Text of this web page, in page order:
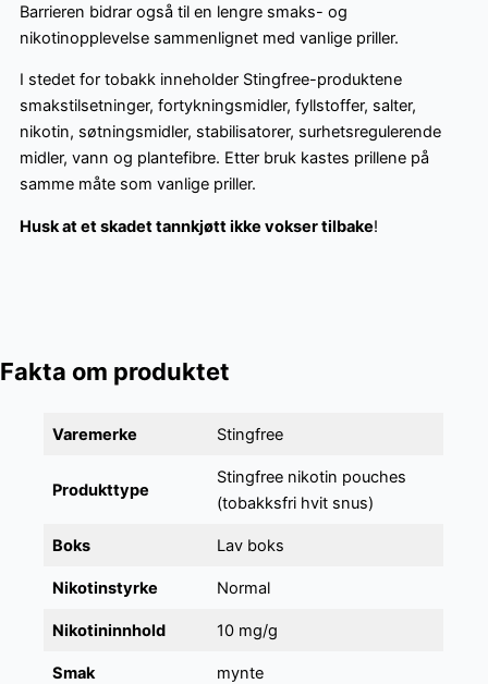
Barrieren bidrar også til en lengre smaks- og
nikotinopplevelse sammenlignet med vanlige priller.
I stedet for tobakk inneholder Stingfree-produktene
smakstilsetninger, fortykningsmidler, fyllstoffer, salter,
nikotin, søtningsmidler, stabilisatorer, surhetsregulerende
midler, vann og plantefibre. Etter bruk kastes prillene på
samme måte som vanlige priller.
Husk at et skadet tannkjøtt ikke vokser tilbake!
Fakta om produktet
Varemerke Stingfree
Produkttype
Stingfree nikotin pouches
(tobakksfri hvit snus)
Boks Lav boks
Nikotinstyrke Normal
Nikotininnhold 10 mg/g
Smak mynte